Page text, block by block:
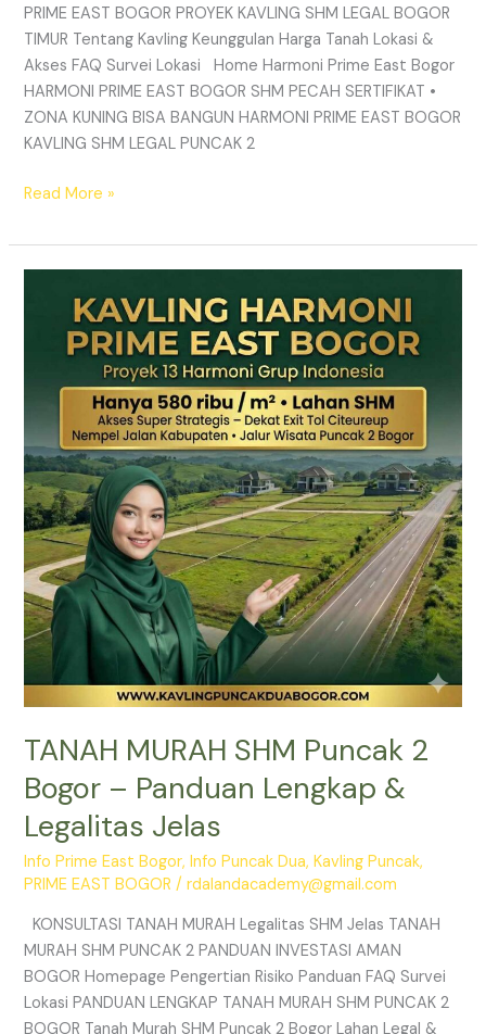
PRIME EAST BOGOR PROYEK KAVLING SHM LEGAL BOGOR
TIMUR Tentang Kavling Keunggulan Harga Tanah Lokasi &
Akses FAQ Survei Lokasi Home Harmoni Prime East Bogor
HARMONI PRIME EAST BOGOR SHM PECAH SERTIFIKAT •
ZONA KUNING BISA BANGUN HARMONI PRIME EAST BOGOR
KAVLING SHM LEGAL PUNCAK 2
Read More »
TANAH MURAH SHM Puncak 2
Bogor – Panduan Lengkap &
Legalitas Jelas
Info Prime East Bogor,Info Puncak Dua,Kavling Puncak,
PRIME EAST BOGOR /rdalandacademy@gmail.com
KONSULTASI TANAH MURAH Legalitas SHM Jelas TANAH
MURAH SHM PUNCAK 2 PANDUAN INVESTASI AMAN
BOGOR Homepage Pengertian Risiko Panduan FAQ Survei
Lokasi PANDUAN LENGKAP TANAH MURAH SHM PUNCAK 2
BOGOR Tanah Murah SHM Puncak 2 Bogor Lahan Legal &
MURAH
Puncak
Panduan
Lengkap
&
Legalitas
Jelas